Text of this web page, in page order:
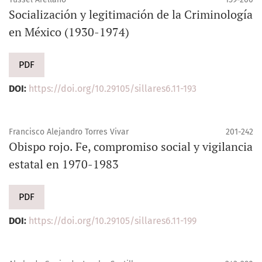
Socialización y legitimación de la Criminología
en México (1930-1974)
PDF
DOI: https://doi.org/10.29105/sillares6.11-193
Francisco Alejandro Torres Vivar 201-242
Obispo rojo. Fe, compromiso social y vigilancia
estatal en 1970-1983
PDF
DOI: https://doi.org/10.29105/sillares6.11-199